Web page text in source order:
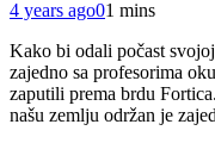
4 years ago01 mins
Kako bi odali počast
zajedno sa profesorima
zaputili prema brdu
našu zemlju održan je